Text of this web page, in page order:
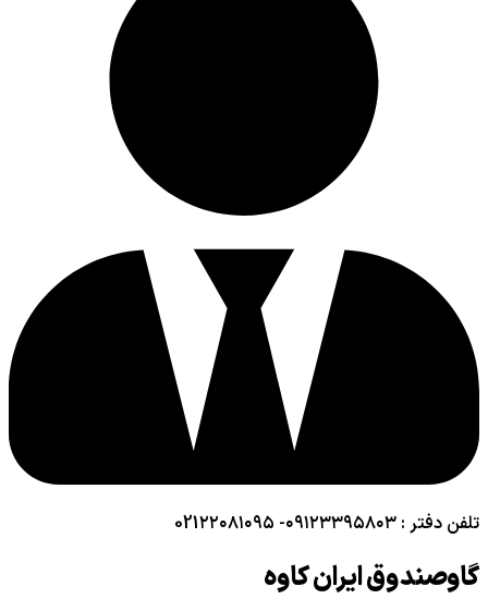
تلفن دفتر : ۰۹۱۲۳۳۹۵۸۰۳- 021۲۲۰۸۱۰۹۵
گاوصندوق ایران کاوه